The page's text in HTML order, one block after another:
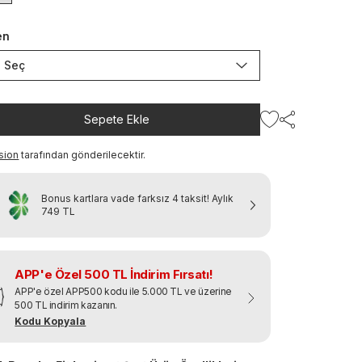
Seç
Sepete Ekle
tarafından gönderilecektir.
Bonus kartlara vade farksız 4 taksit! Aylık
749 TL
APP'e Özel 500 TL İndirim Fırsatı!
APP'e özel APP500 kodu ile 5.000 TL ve üzerine
500 TL indirim kazanın.
Kodu Kopyala